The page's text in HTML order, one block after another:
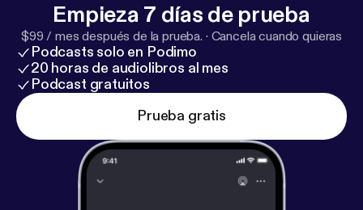
Empieza 7 días de prueba
$99 / mes después de la prueba. · Cancela cuando quieras
Podcasts solo en Podimo
20 horas de audiolibros al mes
Podcast gratuitos
Prueba gratis